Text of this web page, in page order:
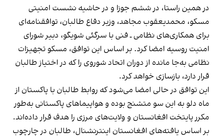
در همین راستا، در ششم جوزا و در حاشیه نشست امنیتی
مسکو، محمدیعقوب مجاهد، وزیر دفاع طالبان، توافقنامه‌ای
برای همکاری‌های نظامی ـ فنی با سرگئی شویگو، دبیر شورای
امنیت روسیه امضا کرد. بر اساس این توافق، مسکو تجهیزات
نظامی به‌جا مانده از دوران اتحاد شوروی را که در اختیاز طالبان
قرار دارد، بازسازی خواهد کرد.
این توافق در حالی امضا می‌شود که روابط طالبان با پاکستان از
ماه دلو به این سو متشنج بوده و هواپیماهای پاکستانی به‌طور
مکرر پایتخت افغانستان و ولایت‌های مرزی را هدف قرار داده‌اند.
بر اساس یافته‌های افغانستان اینترنشنال، طالبان در چارچوب